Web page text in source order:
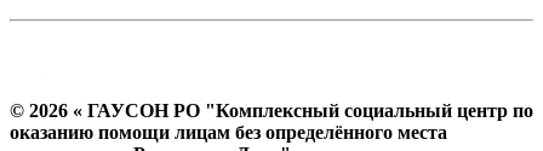
© 2026 « ГАУСОН РО "Комплексный социальный центр по
оказанию помощи лицам без определённого места